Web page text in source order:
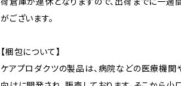
がございます。
【梱包について】
ケアプロダクツの製品は、病院などの医療機